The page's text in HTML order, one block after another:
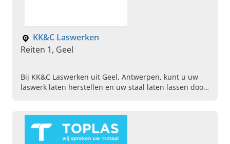
KK&C Laswerken
Reiten 1, Geel
Bij KK&C Laswerken uit Geel, Antwerpen, kunt u uw
laswerk laten herstellen en uw staal laten lassen door